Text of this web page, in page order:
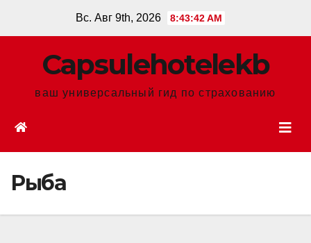
Вс. Авг 9th, 2026 8:43:43 AM
Сapsulehotelekb
ваш универсальный гид по страхованию
Рыба